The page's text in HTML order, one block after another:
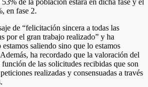
de la población estará en dicha fase y el
en fase 2.
de “felicitación sincera a todas las
por el gran trabajo realizado” y ha
saliendo sino que lo estamos
ha recordado que la valoración del
función de las solicitudes recibidas que son
realizadas y consensuadas a través